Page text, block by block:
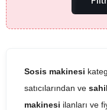
Sosis makinesi
satıcılarından ve
makinesi ilanları ve